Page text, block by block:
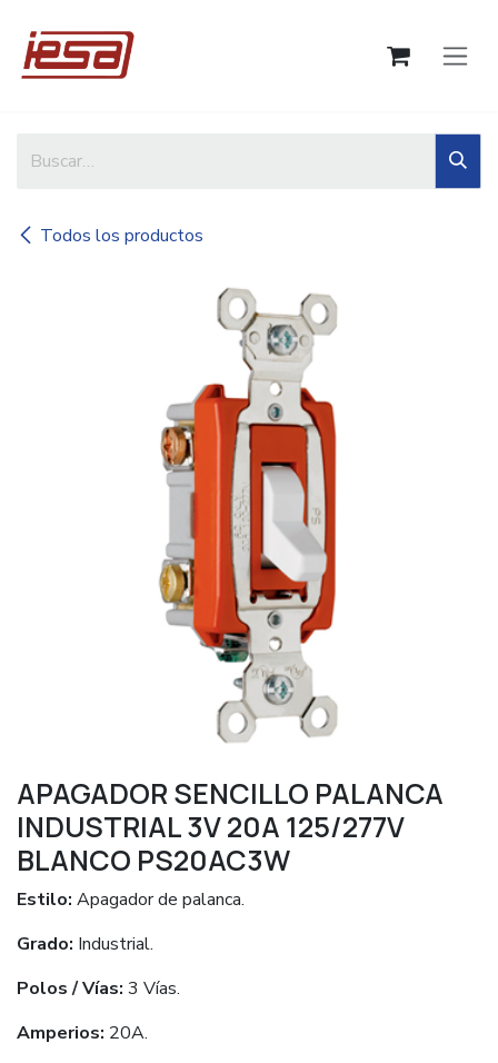
Todos los productos
APAGADOR SENCILLO PALANCA
INDUSTRIAL 3V 20A 125/277V
BLANCO PS20AC3W
Estilo: Apagador de palanca.
Grado: Industrial.
Polos / Vías: 3 Vías.
Amperios: 20A.